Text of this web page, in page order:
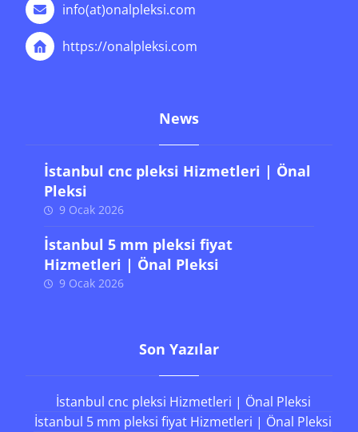
info(at)onalpleksi.com
https://onalpleksi.com
News
İstanbul cnc pleksi Hizmetleri | Önal
Pleksi
9 Ocak 2026
İstanbul 5 mm pleksi fiyat
Hizmetleri | Önal Pleksi
9 Ocak 2026
Son Yazılar
İstanbul cnc pleksi Hizmetleri | Önal Pleksi
İstanbul 5 mm pleksi fiyat Hizmetleri | Önal Pleksi